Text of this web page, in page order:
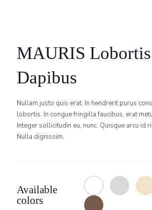
MAURIS Lobortis
Dapibus
Nullam justo quis erat. In hendrerit purus
lobortis. In congue fringilla faucibus, erat
Integer sollicitudin eu, nunc. Quisque arcu id
Nulla dignissim.
Available
colors